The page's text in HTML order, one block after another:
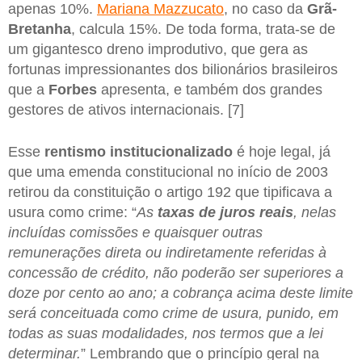
apenas 10%. Mariana Mazzucato, no caso da Grã-
Bretanha, calcula 15%. De toda forma, trata-se de
um gigantesco dreno improdutivo, que gera as
fortunas impressionantes dos bilionários brasileiros
que a Forbes apresenta, e também dos grandes
gestores de ativos internacionais. [7]
Esse rentismo institucionalizado é hoje legal, já
que uma emenda constitucional no início de 2003
retirou da constituição o artigo 192 que tipificava a
usura como crime: “As taxas de juros reais, nelas
incluídas comissões e quaisquer outras
remunerações direta ou indiretamente referidas à
concessão de crédito, não poderão ser superiores a
doze por cento ao ano; a cobrança acima deste limite
será conceituada como crime de usura, punido, em
todas as suas modalidades, nos termos que a lei
determinar.” Lembrando que o princípio geral na